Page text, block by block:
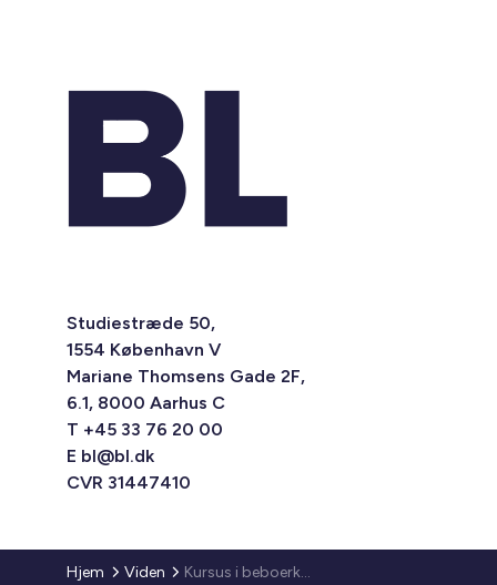
Studiestræde 50,
1554 København V
Mariane Thomsens Gade 2F,
6.1, 8000 Aarhus C
T +45 33 76 20 00
E bl@bl.dk
CVR 31447410
Hjem Viden Kursus i beboerkommunikation